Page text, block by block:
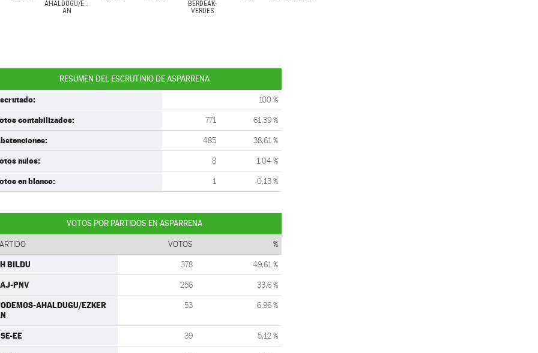
AHALDUGU/EZKER
AN
BERDEAK-
VERDES
RESUMEN DEL ESCRUTINIO DE ASPARRENA
100 %
contabilizados: 771 61,39 %
485 38,61 %
nulos: 8 1,04 %
en blanco: 1 0,13 %
VOTOS POR PARTIDOS EN ASPARRENA
VOTOS %
BILDU 378 49,61 %
PNV 256 33,6 %
AHALDUGU/EZKER
53 6,96 %
EE 39 5,12 %